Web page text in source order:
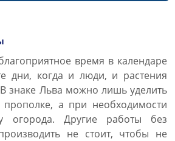
время в календаре
дни, когда и люди, и растения
знаке Льва можно лишь уделить
а при необходимости
огорода. Другие работы без
не стоит, чтобы не